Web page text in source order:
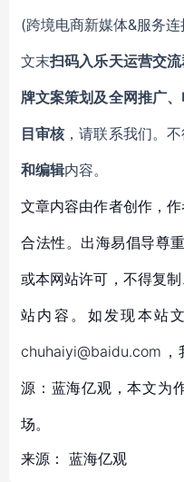
(跨境电商新媒体&服务
文末扫码入乐天运营交流
牌文案策划及全网推广
目审核，请联系我们。
和编辑内容。
文章内容由作者创作，
合法性。出海易倡导尊
或本网站许可，不得复
站内容。如发现本站
chuhaiyi@baidu.com
源：蓝海亿观，本文为
场。
来源： 蓝海亿观